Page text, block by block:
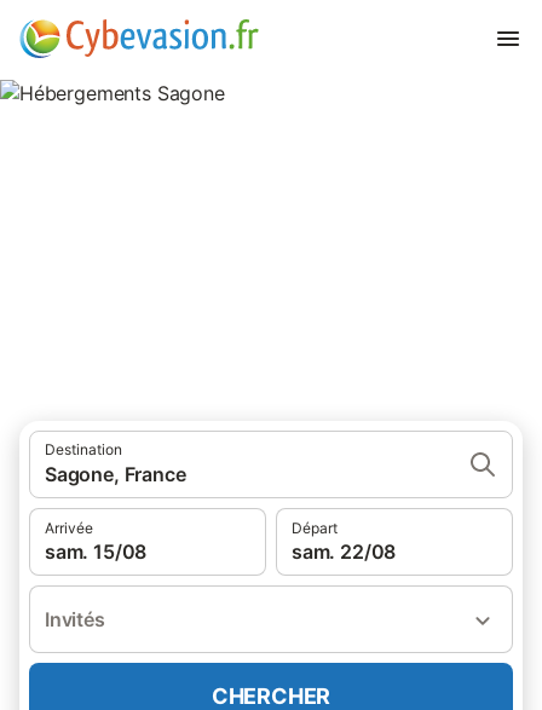
Destination
Sagone, France
Arrivée
sam. 15/08
Départ
sam. 22/08
Invités
CHERCHER